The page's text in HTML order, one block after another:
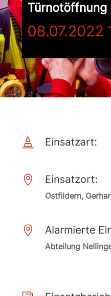
Türnotöffnung
08.07.2022
 Einsatzart:
 Einsatzort:
Ostfildern,
 Alarmierte
Abteilung